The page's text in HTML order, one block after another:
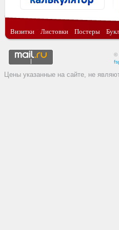
Визитки Листовки Постеры
©
Цены указанные на сайте, не